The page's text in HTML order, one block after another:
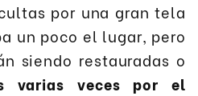
por una gran tela
un poco el lugar, pero
siendo restauradas o
varias veces por el